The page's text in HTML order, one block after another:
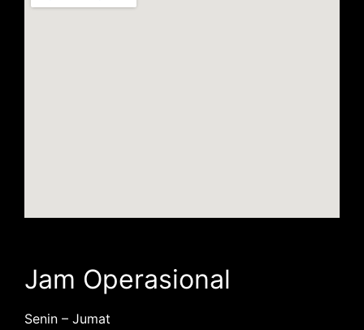
Jam Operasional
Senin – Jumat